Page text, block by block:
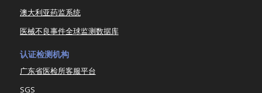
澳大利亚药监系统
医械不良事件全球监测数据库
认证检测机构
广东省医检所客服平台
SGS